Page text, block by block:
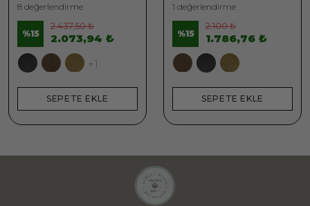
8 değerlendirme
%15
2.437,50 ₺
2.073,94 ₺
+1
SEPETE EKLE
1 değerlendirme
%15
2.100 ₺
1.786,76 ₺
SEPETE EKLE